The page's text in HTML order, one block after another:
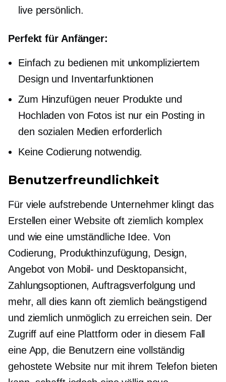
live persönlich.
Perfekt für Anfänger:
Einfach zu bedienen mit unkompliziertem
Design und Inventarfunktionen
Zum Hinzufügen neuer Produkte und
Hochladen von Fotos ist nur ein Posting in
den sozialen Medien erforderlich
Keine Codierung notwendig.
Benutzerfreundlichkeit
Für viele aufstrebende Unternehmer klingt das
Erstellen einer Website oft ziemlich komplex
und wie eine umständliche Idee. Von
Codierung, Produkthinzufügung, Design,
Angebot von Mobil- und Desktopansicht,
Zahlungsoptionen, Auftragsverfolgung und
mehr, all dies kann oft ziemlich beängstigend
und ziemlich unmöglich zu erreichen sein. Der
Zugriff auf eine Plattform oder in diesem Fall
eine App, die Benutzern eine vollständig
gehostete Website nur mit ihrem Telefon bieten